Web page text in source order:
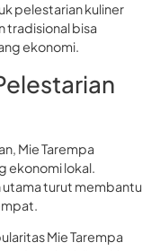
pelestarian kuliner
tradisional bisa
ekonomi.
Mie Tarempa
ekonomi lokal.
utama turut membantu
Mie Tarempa